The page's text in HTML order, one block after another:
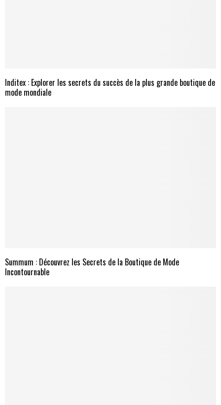
Inditex : Explorer les secrets du succès de la plus grande boutique de
mode mondiale
Summum : Découvrez les Secrets de la Boutique de Mode
Incontournable